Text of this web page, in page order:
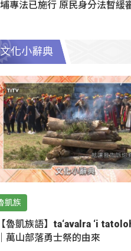
專法已施行 原民身分法暫緩
文化小辭典
凱族
【魯凱族語】ta‘avalra ‘i
｜萬山部落勇士祭的由來